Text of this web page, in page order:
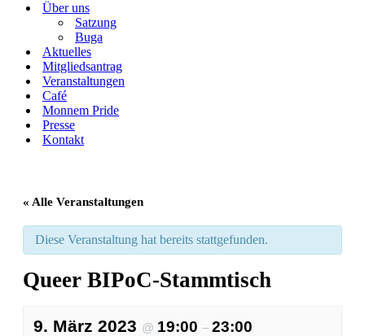
Über uns
Satzung
Buga
Aktuelles
Mitgliedsantrag
Veranstaltungen
Café
Monnem Pride
Presse
Kontakt
« Alle Veranstaltungen
Diese Veranstaltung hat bereits stattgefunden.
Queer BIPoC-Stammtisch
9. März 2023 @ 19:00 – 23:00